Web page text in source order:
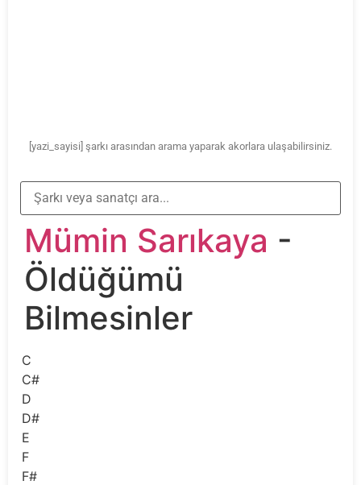
[yazi_sayisi] şarkı arasından arama yaparak akorlara ulaşabilirsiniz.
Mümin Sarıkaya -
Öldüğümü
Bilmesinler
C
C#
D
D#
E
F
F#